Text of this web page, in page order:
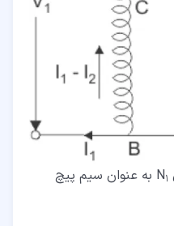
1
به عنوان سیم پیچ